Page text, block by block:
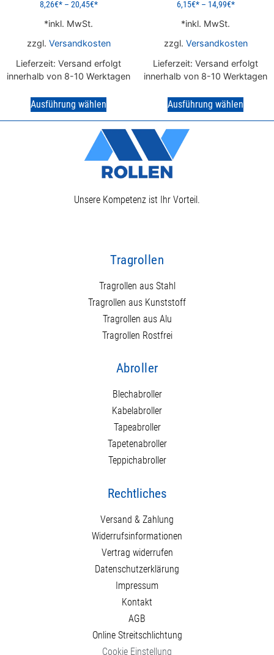
8,26€ – 20,45€
inkl. MwSt.
zzgl. Versandkosten
Lieferzeit: Versand erfolgt
innerhalb von 8-10 Werktagen
Ausführung wählen
6,15€ – 14,99€
inkl. MwSt.
zzgl. Versandkosten
Lieferzeit: Versand erfolgt
innerhalb von 8-10 Werktagen
Ausführung wählen
Unsere Kompetenz ist Ihr Vorteil.
Tragrollen
Tragrollen aus Stahl
Tragrollen aus Kunststoff
Tragrollen aus Alu
Tragrollen Rostfrei
Abroller
Blechabroller
Kabelabroller
Tapeabroller
Tapetenabroller
Teppichabroller
Rechtliches
Versand & Zahlung
Widerrufsinformationen
Vertrag widerrufen
Datenschutzerklärung
Impressum
Kontakt
AGB
Online Streitschlichtung
Cookie Einstellung